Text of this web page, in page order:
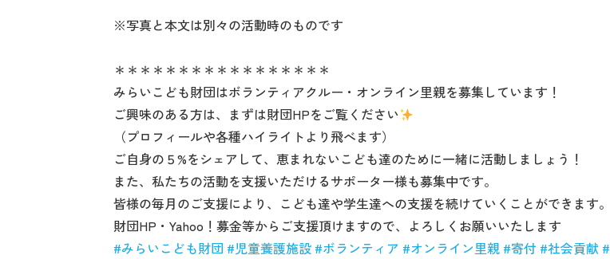
※写真と本文は別々の活動時のものです
＊＊＊＊＊＊＊＊＊＊＊＊＊＊＊＊＊
みらいこども財団はボランティアクルー・オンライン里親を募集しています！
ご興味のある方は、まずは財団HPをご覧ください
（プロフィールや各種ハイライトより飛べます）
ご自身の５%をシェアして、恵まれないこども達のために一緒に活動しましょう！
また、私たちの活動を支援いただけるサポーター様も募集中です。
皆様の毎月のご支援により、こども達や学生達への支援を続けていくことができます。
財団HP・Yahoo！募金等からご支援頂けますので、よろしくお願いいたします‍
#みらいこども財団 #児童養護施設 #ボランティア #オンライン里親 #寄付 #社会貢献 #